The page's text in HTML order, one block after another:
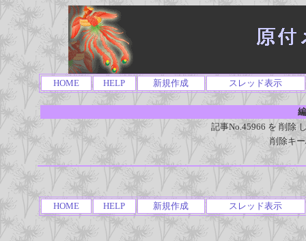
HOME HELP 新規作成 スレッド表示
記事No.45966 を 削除
削除キ
HOME HELP 新規作成 スレッド表示